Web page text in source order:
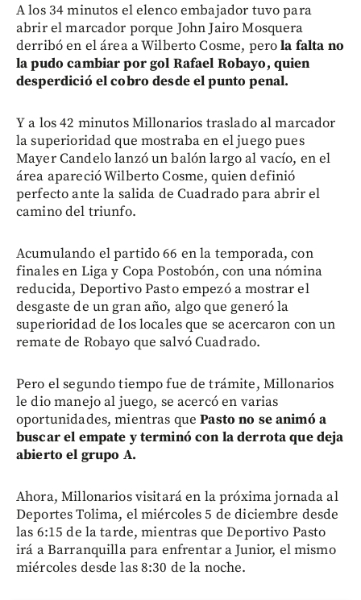
A los 34 minutos el elenco embajador tuvo para
abrir el marcador porque John Jairo Mosquera
derribó en el área a Wilberto Cosme, perola falta no
la pudo cambiar por gol Rafael Robayo, quien
desperdició el cobro desde el punto penal.
Y a los 42 minutos Millonarios traslado al marcador
la superioridad que mostraba en el juego pues
Mayer Candelo lanzó un balón largo al vacío, en el
área apareció Wilberto Cosme, quien definió
perfecto ante la salida de Cuadrado para abrir el
camino del triunfo.
Acumulando el partido 66 en la temporada, con
finales en Liga y Copa Postobón, con una nómina
reducida, Deportivo Pasto empezó a mostrar el
desgaste de un gran año, algo que generó la
superioridad de los locales que se acercaron con un
remate de Robayo que salvó Cuadrado.
Pero el segundo tiempo fue de trámite, Millonarios
le dio manejo al juego, se acercó en varias
oportunidades, mientras quePasto no se animó a
buscar el empate y terminó con la derrota que deja
abierto el grupo A.
Ahora, Millonarios visitará en la próxima jornada al
Deportes Tolima, el miércoles 5 de diciembre desde
las 6:15 de la tarde, mientras que Deportivo Pasto
irá a Barranquilla para enfrentar a Junior, el mismo
miércoles desde las 8:30 de la noche.